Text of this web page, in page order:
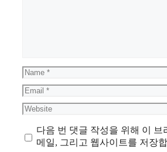
Name
Email
Website
다음 번 댓글 작성을 위해 이 브
메일, 그리고 웹사이트를 저장